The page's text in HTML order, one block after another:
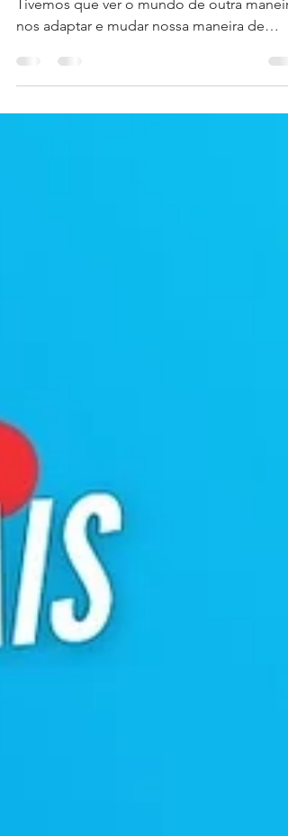
☆Estamos prontos para recebê-los!♡ 👉
Tivemos que ver o mundo de outra
nos adaptar e mudar nossa maneira de
ensinar e aprender. A...